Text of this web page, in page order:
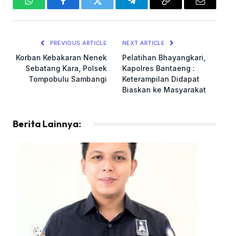
WhatsAppFacebookTwitter TelegramCopy
Email
PREVIOUS ARTICLE
Korban Kebakaran Nenek
Sebatang Kara, Polsek
Tompobulu Sambangi
NEXT ARTICLE
Pelatihan Bhayangkari,
Kapolres Bantaeng :
Keterampilan Didapat
Biaskan ke Masyarakat
Berita Lainnya: